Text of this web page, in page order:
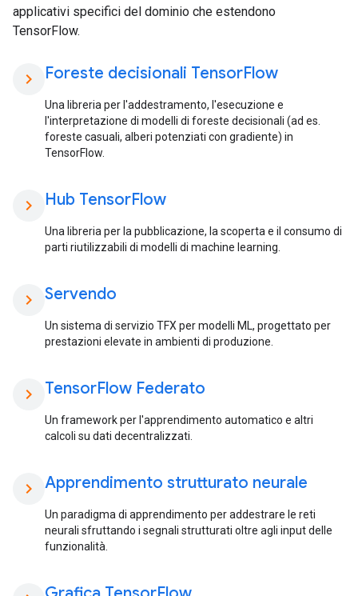
applicativi specifici del dominio che estendono
TensorFlow.
chevron_right Foreste decisionali TensorFlow
Una libreria per l'addestramento, l'esecuzione e
l'interpretazione di modelli di foreste decisionali (ad es.
foreste casuali, alberi potenziati con gradiente) in
TensorFlow.
chevron_right Hub TensorFlow
Una libreria per la pubblicazione, la scoperta e il consumo di
parti riutilizzabili di modelli di machine learning.
chevron_right Servendo
Un sistema di servizio TFX per modelli ML, progettato per
prestazioni elevate in ambienti di produzione.
chevron_right TensorFlow Federato
Un framework per l'apprendimento automatico e altri
calcoli su dati decentralizzati.
chevron_right Apprendimento strutturato neurale
Un paradigma di apprendimento per addestrare le reti
neurali sfruttando i segnali strutturati oltre agli input delle
funzionalità.